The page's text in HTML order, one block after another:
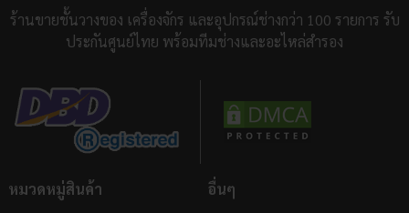
ร้านขายชั้นวางของ เครื่องจักร และอุปกรณ์ช่างกว่า 100 รายการ รับ
ประกันศูนย์ไทย พร้อมทีมช่างและอะไหล่สำรอง
หมวดหมู่สินค้า อื่นๆ